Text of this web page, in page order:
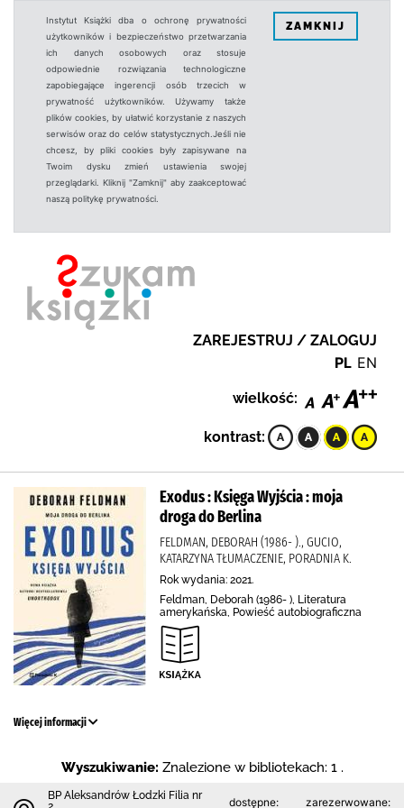
Instytut Książki dba o ochronę prywatności
użytkowników i bezpieczeństwo przetwarzania
ich danych osobowych oraz stosuje
odpowiednie rozwiązania technologiczne
zapobiegające ingerencji osób trzecich w
prywatność użytkowników. Używamy także
plików cookies, by ułatwić korzystanie z naszych
serwisów oraz do celów statystycznych.Jeśli nie
chcesz, by pliki cookies były zapisywane na
Twoim dysku zmień ustawienia swojej
przeglądarki. Kliknij "Zamknij" aby zaakceptować
naszą politykę prywatności.
ZAMKNIJ
ZAREJESTRUJ / ZALOGUJ
PL EN
wielkość:
kontrast:
Exodus : Księga Wyjścia : moja
droga do Berlina
FELDMAN, DEBORAH (1986- )., GUCIO,
KATARZYNA TŁUMACZENIE, PORADNIA K.
Rok wydania: 2021.
Feldman, Deborah (1986- ), Literatura
amerykańska, Powieść autobiograficzna
Więcej informacji
Wyszukiwanie: Znalezione w bibliotekach: 1 .
BP Aleksandrów Łodzki Filia nr
dostępne: zarezerwowane: